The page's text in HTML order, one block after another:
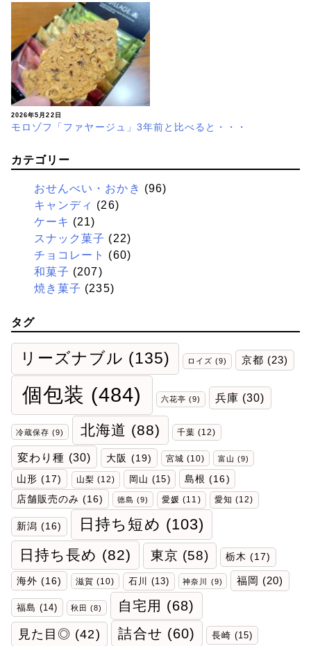
2026年5月22日
モロゾフ「ファヤージュ」3年前と比べると・・・
カテゴリー
おせんべい・おかき (96)
キャンディ (26)
ケーキ (21)
スナック菓子 (22)
チョコレート
(60)
和菓子 (207)
焼き菓子 (235)
タグ
リーズナブル (135) ロイズ (9) 京都 (23)
個包装 (484) 六花亭 (9) 兵庫 (30)
冷蔵保存 (9) 北海道 (88) 千葉 (12)
変わり種 (30) 大阪 (19) 宮城 (10) 富山 (9)
山形 (17) 山梨 (12) 岡山 (15) 島根 (16)
店舗販売のみ (16) 徳島 (9) 愛媛 (11) 愛知 (12)
新潟 (16) 日持ち短め (103)
日持ち長め (82) 東京 (58) 栃木 (17)
海外 (16) 滋賀 (10) 石川 (13) 神奈川 (9) 福岡 (20)
福島 (14) 秋田 (8) 自宅用 (68)
見た目◎ (42) 詰合せ (60) 長崎 (15)